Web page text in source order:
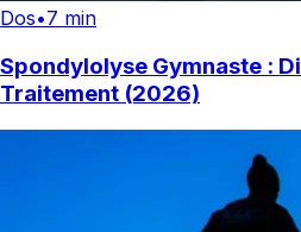
Dos•7 min
Spondylolyse Gymnaste :
Traitement (2026)